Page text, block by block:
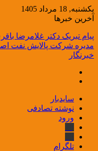
یکشنبه, 18 مرداد 1405
آخرین خبرها
پیام تبریک دکتر غلامرضا
مدیره شرکت پالایش نفت
خبرنگار
سایدبار
نوشته تصادفی
ورود
تلگرام